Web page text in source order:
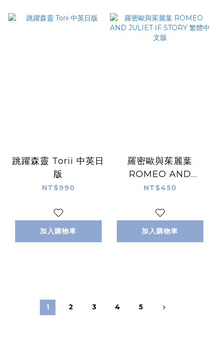
跳躍森靈 Torii 中英日
版
NT$990
加入購物車
羅密歐與茱麗葉
ROMEO AND
JULIET IF STORY 繁
NT$450
加入購物車
1 2 3 4 5